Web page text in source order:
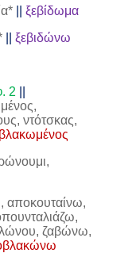
|| ξεβίδωμα
|| ξεβιδώνω
2
ντότσκας,
ζαβώνω,